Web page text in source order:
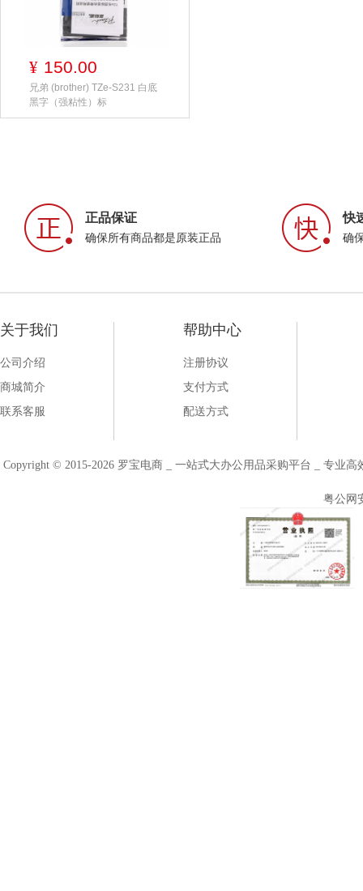
¥ 150.00
兄弟 (brother) TZe-S231 白底
黑字（强粘性）标
正品保证
确保所有商品都是原装正品
快
确
关于我们
公司介绍
商城简介
联系客服
帮助中心
注册协议
支付方式
配送方式
Copyright © 2015-2026 罗宝电商 _ 一站式大办公用品采购平台 _ 专业
粤公网